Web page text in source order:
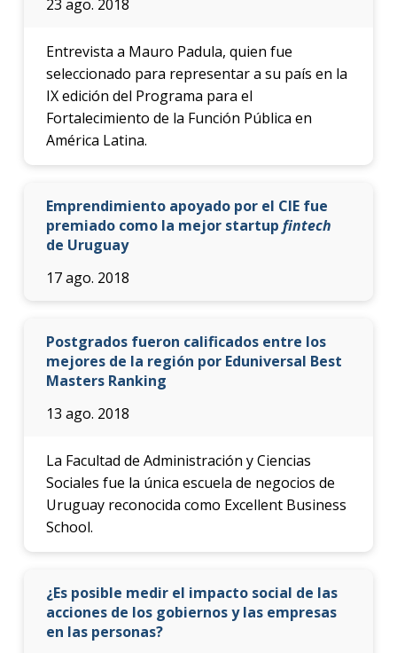
23 ago. 2018
Entrevista a Mauro Padula, quien fue
seleccionado para representar a su país en la
IX edición del Programa para el
Fortalecimiento de la Función Pública en
América Latina.
Emprendimiento apoyado por el CIE fue
premiado como la mejor startup fintech
de Uruguay
17 ago. 2018
Postgrados fueron calificados entre los
mejores de la región por Eduniversal Best
Masters Ranking
13 ago. 2018
La Facultad de Administración y Ciencias
Sociales fue la única escuela de negocios de
Uruguay reconocida como Excellent Business
School.
¿Es posible medir el impacto social de las
acciones de los gobiernos y las empresas
en las personas?